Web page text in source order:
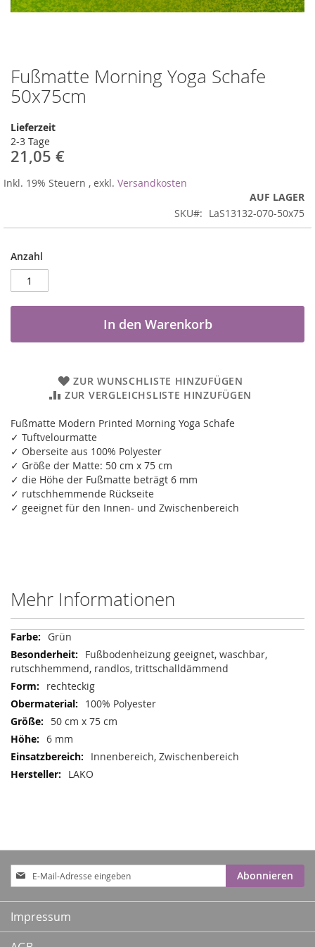
Fußmatte Morning Yoga Schafe
50x75cm
Lieferzeit
2-3 Tage
21,05 €
Inkl. 19% Steuern , exkl. Versandkosten
AUF LAGER
SKU
LaS13132-070-50x75
Anzahl
In den Warenkorb
ZUR WUNSCHLISTE HINZUFÜGEN
ZUR VERGLEICHSLISTE HINZUFÜGEN
Fußmatte Modern Printed Morning Yoga Schafe
✓ Tuftvelourmatte
✓ Oberseite aus 100% Polyester
✓ Größe der Matte: 50 cm x 75 cm
✓ die Höhe der Fußmatte beträgt 6 mm
✓ rutschhemmende Rückseite
✓ geeignet für den Innen- und Zwischenbereich
Zum
Anfang
der
springen
Mehr Informationen
Mehr
Informationen
Grün
Fußbodenheizung geeignet, waschbar,
rutschhemmend, randlos, trittschalldämmend
rechteckig
100% Polyester
50 cm x 75 cm
6 mm
Innenbereich, Zwischenbereich
LAKO
Anmeldung
zum
Newsletter:
Abonnieren
Impressum